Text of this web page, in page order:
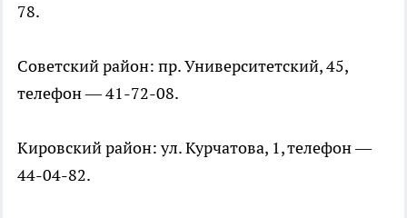
78.
Советский район: пр. Университетский, 45,
телефон — 41-72-08.
Кировский район: ул. Курчатова, 1, телефон —
44-04-82.